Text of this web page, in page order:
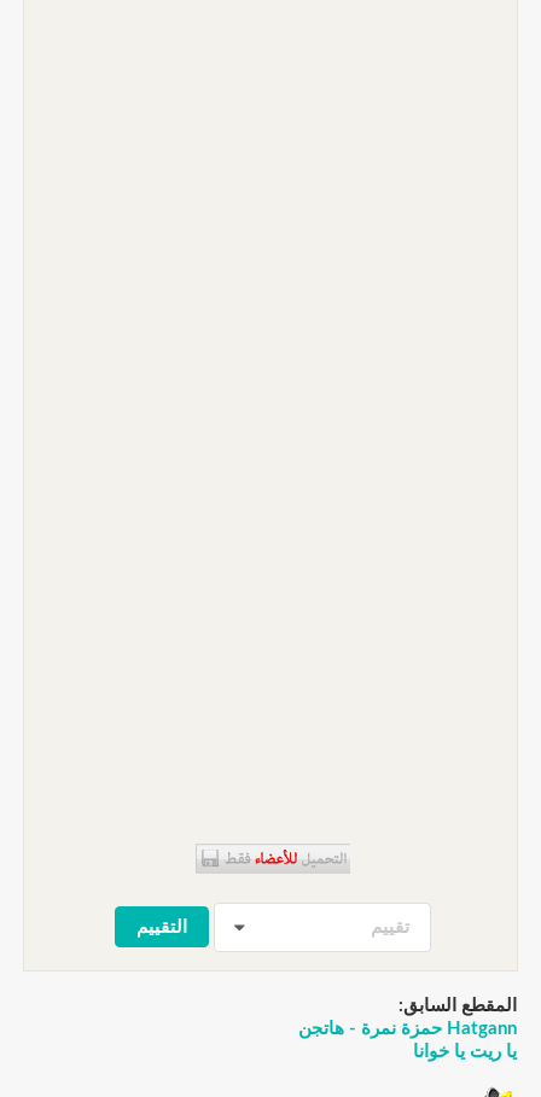
تقييم
المقطع السابق:
Hatgann حمزة نمرة - هاتجن
يا ريت يا خوانا